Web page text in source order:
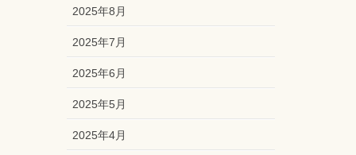
2025年8月
2025年7月
2025年6月
2025年5月
2025年4月